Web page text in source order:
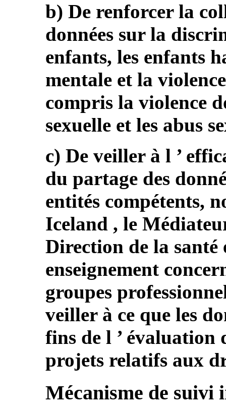
b) De renforcer la
données sur la
enfants, les enfants
mentale et la
compris la violence
sexuelle et les abus
c) De veiller à l ’
du partage des
entités compétents,
Iceland , le
Direction de la santé
enseignement
groupes
veiller à ce que les
fins de l ’ évaluation
projets relatifs aux
Mécanisme de suivi